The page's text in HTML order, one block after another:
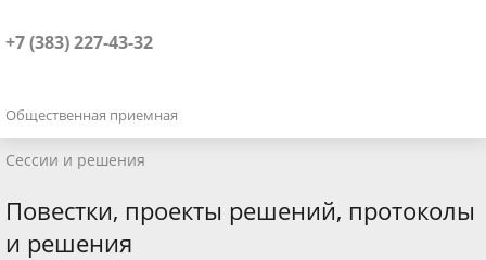
+7 (383) 227-43-32
Общественная приемная
Сессии и решения
Повестки, проекты решений, протоколы
и решения